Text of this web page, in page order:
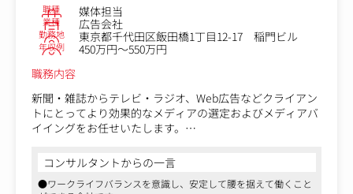
職種 媒体担当
業種 広告会社
勤務地 東京都千代田区飯田橋1丁目12-17 稲門ビル
年収例
450万円～550万円
職務内容
新聞・雑誌からテレビ・ラジオ、Web広告などクライアン
トにとってより効果的なメディアの選定およびメディアバ
イイングをお任せいたします。
クライアントからの各メディア戦略に基づき、より効果的
なメディアバイイングを行っていただくポジションです。
コンサルタントからの一言
●ワークライフバランスを意識し、安定して腰を据えて働くこと